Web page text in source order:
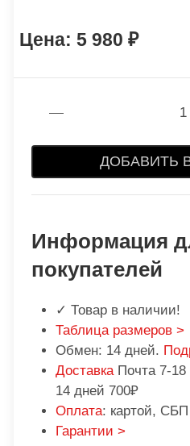
5 980
ДОБАВИТЬ
Информация
покупателей
✓ Товар в наличии!
Таблица размеров >
Обмен: 14 дней.
Доставка Почта 7-
14 дней 700₽
Оплата: картой, СБП
Гарантии >